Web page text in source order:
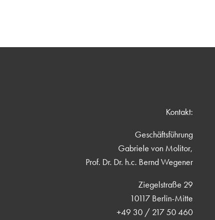
Kontakt:
Geschäftsführung
Gabriele von Molitor,
Prof. Dr. Dr. h.c. Bernd Wegener
Ziegelstraße 29
10117 Berlin-Mitte
+49 30 / 217 50 460